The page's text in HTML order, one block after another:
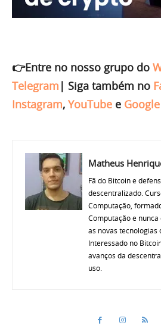
👉Entre no nosso grupo do
Telegram | Siga também no
Instagram, YouTube e
Matheus
Fã do Bitcoin e
descentralizado.
Computação,
Computação e
as novas tecnologias
Interessado no
avanços da
uso.